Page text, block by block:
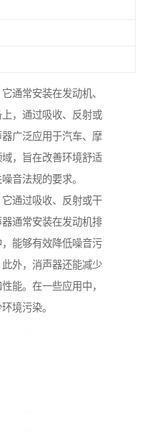
通常安装在发动机、
，通过吸收、反射或
广泛应用于汽车、摩
，旨在改善环境舒适
音法规的要求。
通过吸收、反射或干
通常安装在发动机排
能够有效降低噪音污
外，消声器还能减少
能。在一些应用中，
境污染。